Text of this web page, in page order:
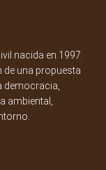
nacida en 1997.
una propuesta
democracia,
ambiental,